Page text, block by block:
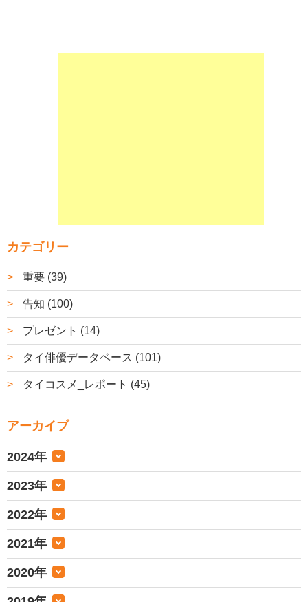
カテゴリー
重要 (39)
告知 (100)
プレゼント (14)
タイ俳優データベース (101)
タイコスメ_レポート (45)
アーカイブ
2024年
2023年
2022年
2021年
2020年